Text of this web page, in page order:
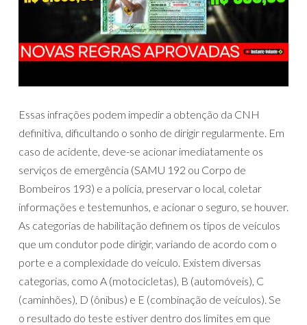
Essas infrações podem impedir a obtenção da CNH
definitiva, dificultando o sonho de dirigir regularmente. Em
caso de acidente, deve-se acionar imediatamente os
serviços de emergência (SAMU 192 ou Corpo de
Bombeiros 193) e a polícia, preservar o local, coletar
informações e testemunhos, e acionar o seguro, se houver.
As categorias de habilitação definem os tipos de veículos
que um condutor pode dirigir, variando de acordo com o
porte e a complexidade do veículo. Existem diversas
categorias, como A (motocicletas), B (automóveis), C
(caminhões), D (ônibus) e E (combinação de veículos). Se
o resultado do teste estiver dentro dos limites em que